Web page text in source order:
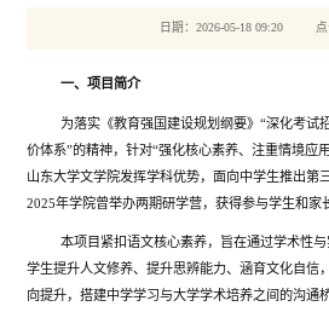
日期：2026-05-18 09:20 点
一、项目简介
为落实《教育强国建设规划纲要》“深化考试
价体系”的精神，针对“强化核心素养、注重情境应
山东大学文学院发挥学科优势，面向中学生推出第
2025年学院曾举办两期研学营，获得参与学生和家
本项目紧扣语文核心素养，旨在通过学术性
学生提升人文修养、提升思辨能力、涵育文化自信
向提升，搭建中学学习与大学学术培养之间的沟通